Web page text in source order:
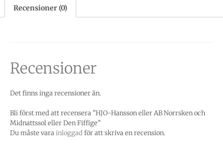
Recensioner (0)
Recensioner
Det finns inga recensioner än.
Bli först med att recensera ”HJO-Hansson eller AB Norrsken och
Midnattssol eller Den Fiffige”
Du måste varainloggadför att skriva en recension.